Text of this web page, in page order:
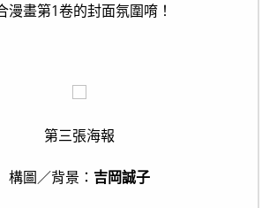
漫畫第1卷的封面氛圍唷！
第三張海報
構圖／背景： 吉岡誠子